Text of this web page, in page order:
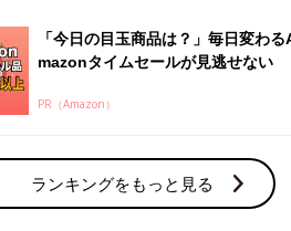
「今日の目玉商品は？」毎日変わる
mazonタイムセールが見逃せない
PR（Amazon）
ランキングをもっと見る